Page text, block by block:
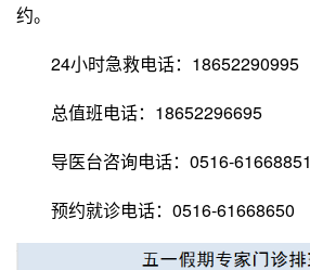
约。
24小时急救电话：18652290995
总值班电话：18652296695
导医台咨询电话：0516-61668851
预约就诊电话：0516-61668650